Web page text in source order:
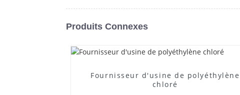
Produits Connexes
Fournisseur d'usine de polyéthylène
chloré